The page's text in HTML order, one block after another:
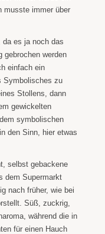
musste immer über
da es ja noch das
gebrochen werden
einfach ein
Symbolisches zu
Stollens, dann
gewickelten
symbolischen
den Sinn, hier etwas
selbst gebackene
dem Supermarkt
nach früher, wie bei
Süß, zuckrig,
während die in
für einen Hauch